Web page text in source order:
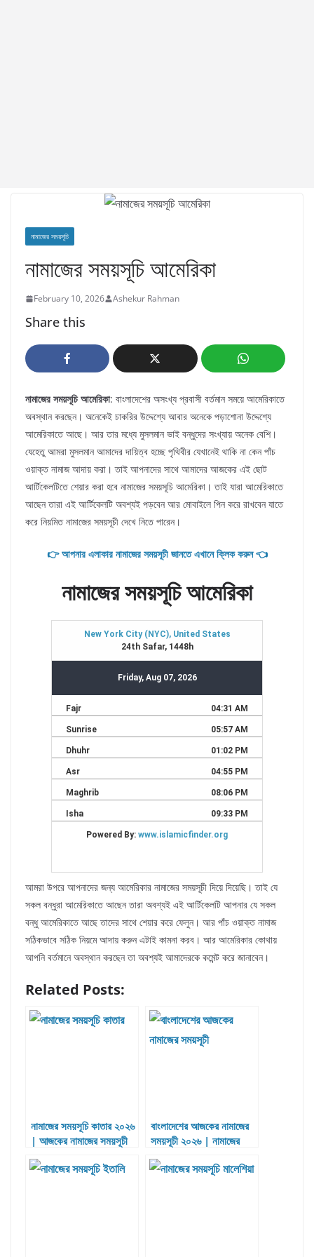
নামাজের সময়সূচি
নামাজের সময়সূচি আমেরিকা
February 10, 2026 Ashekur Rahman
Share this
নামাজের সময়সূচি আমেরিকা: বাংলাদেশের অসংখ্য প্রবাসী বর্তমান সময়ে আমেরিকাতে
অবস্থান করছেন। অনেকেই চাকরির উদ্দেশ্যে আবার অনেকে পড়াশোনা উদ্দেশ্যে
আমেরিকাতে আছে। আর তার মধ্যে মুসলমান ভাই বন্ধুদের সংখ্যায় অনেক বেশি।
যেহেতু আমরা মুসলমান আমাদের দায়িত্ব হচ্ছে পৃথিবীর যেখানেই থাকি না কেন পাঁচ
ওয়াক্ত নামাজ আদায় করা। তাই আপনাদের সাথে আমাদের আজকের এই ছোট
আর্টিকেলটিতে শেয়ার করা হবে নামাজের সময়সূচি আমেরিকা। তাই যারা আমেরিকাতে
আছেন তারা এই আর্টিকেলটি অবশ্যই পড়বেন আর মোবাইলে পিন করে রাখবেন যাতে
করে নিয়মিত নামাজের সময়সূচী দেখে নিতে পারেন।
👉 আপনার এলাকার নামাজের সময়সূচী জানতে এখানে ক্লিক করুন 👈
নামাজের সময়সূচি আমেরিকা
আমরা উপরে আপনাদের জন্য আমেরিকার নামাজের সময়সূচী দিয়ে দিয়েছি। তাই যে
সকল বন্ধুরা আমেরিকাতে আছেন তারা অবশ্যই এই আর্টিকেলটি আপনার যে সকল
বন্ধু আমেরিকাতে আছে তাদের সাথে শেয়ার করে ফেলুন। আর পাঁচ ওয়াক্ত নামাজ
সঠিকভাবে সঠিক নিয়মে আদায় করুন এটাই কামনা করব। আর আমেরিকার কোথায়
আপনি বর্তমানে অবস্থান করছেন তা অবশ্যই আমাদেরকে কমেন্ট করে জানাবেন।
Related Posts:
নামাজের সময়সূচি কাতার ২০২৬
| আজকের নামাজের সময়সূচী
কাতার
বাংলাদেশের আজকের নামাজের
সময়সূচী ২০২৬ | নামাজের
সময়সূচী ২০২৬ | পাঁচ ওয়াক্ত
নামাজের সময়সূচী